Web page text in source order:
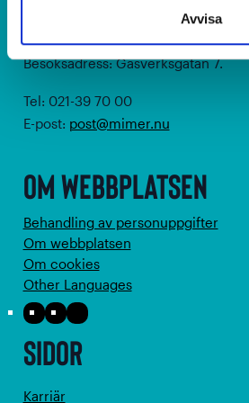
Avvisa
Organisationsnummer: 556019-3384
Besöksadress: Gasverksgatan 7.
Tel: 021-39 70 00
E-post: post@mimer.nu
Om webbplatsen
Behandling av personuppgifter
Om webbplatsen
Om cookies
Other Languages
Sidor
Karriär